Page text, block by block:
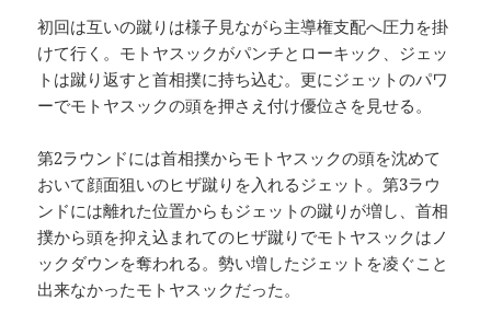
初回は互いの蹴りは様子見ながら主導権支配へ圧力を掛
けて行く。モトヤスックがパンチとローキック、ジェッ
トは蹴り返すと首相撲に持ち込む。更にジェットのパワ
ーでモトヤスックの頭を押さえ付け優位さを見せる。
第2ラウンドには首相撲からモトヤスックの頭を沈めて
おいて顔面狙いのヒザ蹴りを入れるジェット。第3ラウ
ンドには離れた位置からもジェットの蹴りが増し、首相
撲から頭を抑え込まれてのヒザ蹴りでモトヤスックはノ
ックダウンを奪われる。勢い増したジェットを凌ぐこと
出来なかったモトヤスックだった。